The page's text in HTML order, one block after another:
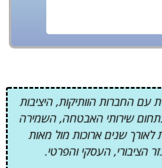
החברות הוותיקות, היציבות
שירותי האבטחה, השמירה
לאורך שנים ארוכות מול מאות
הציבורי, העסקי והפרטי.